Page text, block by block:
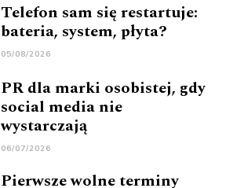
Telefon sam się restartuje:
bateria, system, płyta?
05/08/2026
PR dla marki osobistej, gdy
social media nie
wystarczają
06/07/2026
Pierwsze wolne terminy